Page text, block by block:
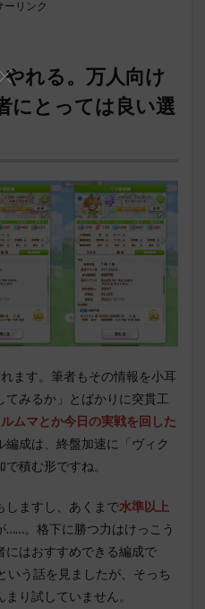
ーリンク
れる。万人向け
にとっては良い選
ます。筆者もその情報を小耳
みるか」とばかりに突貫工
ルムマとか今日の実戦を回した
編成は、終盤加速に「ヴィク
積む形ですね。
しますし、あくまで水準以上
……。格下に勝つ力はけっこう
にはおすすめできる編成で
いう話を見ましたが、そっち
り試していません。